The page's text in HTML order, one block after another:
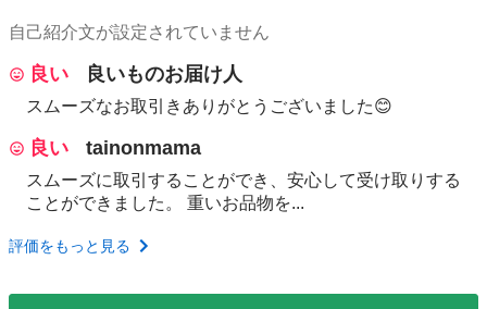
自己紹介文が設定されていません
良い 良いものお届け人
スムーズなお取引きありがとうございました😊
良い tainonmama
スムーズに取引することができ、安心して受け取りする
ことができました。 重いお品物を...
評価をもっと見る